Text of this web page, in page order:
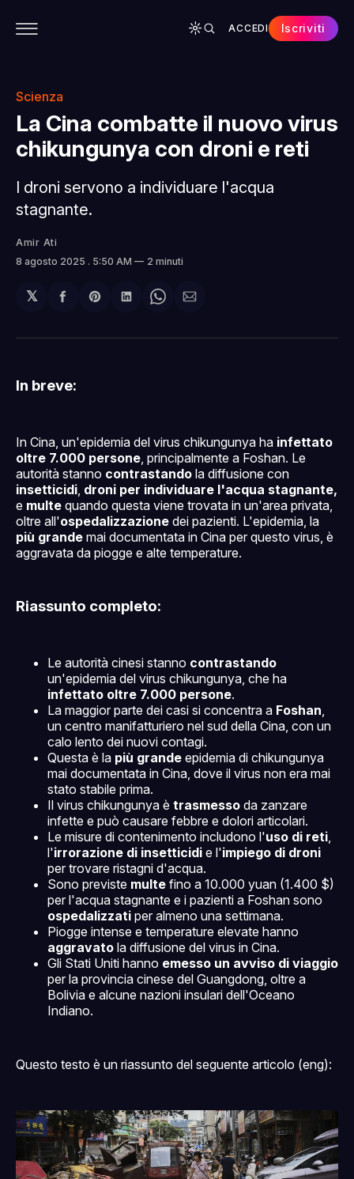
ACCEDI Iscriviti
Scienza
La Cina combatte il nuovo virus
chikungunya con droni e reti
I droni servono a individuare l'acqua
stagnante.
Amir Ati
8 agosto 2025 . 5:50 AM 2 minuti
𝕏
Condividi
Facebook
Share
Pinterest
Condividi
LinkedIn
Share
WhatsApp
Condividi
email
In breve:
In Cina, un'epidemia del virus chikungunya ha infettato
oltre 7.000 persone, principalmente a Foshan. Le
autorità stanno contrastando la diffusione con
insetticidi, droni per individuare l'acqua stagnante,
e multe quando questa viene trovata in un'area privata,
oltre all'ospedalizzazione dei pazienti. L'epidemia, la
più grande mai documentata in Cina per questo virus, è
aggravata da piogge e alte temperature.
Riassunto completo:
Le autorità cinesi stanno contrastando
un'epidemia del virus chikungunya, che ha
infettato oltre 7.000 persone.
La maggior parte dei casi si concentra a Foshan
un centro manifatturiero nel sud della Cina, con un
calo lento dei nuovi contagi.
Questa è la più grande epidemia di chikungunya
mai documentata in Cina, dove il virus non era mai
stato stabile prima.
Il virus chikungunya è trasmesso da zanzare
infette e può causare febbre e dolori articolari.
Le misure di contenimento includono l'uso di reti
l'irrorazione di insetticidi e l'impiego di droni
per trovare ristagni d'acqua.
Sono previste multe fino a 10.000 yuan (1.400 $)
per l'acqua stagnante e i pazienti a Foshan sono
ospedalizzati per almeno una settimana.
Piogge intense e temperature elevate hanno
aggravato la diffusione del virus in Cina.
Gli Stati Uniti hanno emesso un avviso di viaggio
per la provincia cinese del Guangdong, oltre a
Bolivia e alcune nazioni insulari dell'Oceano
Indiano.
Questo testo è un riassunto del seguente articolo (eng):